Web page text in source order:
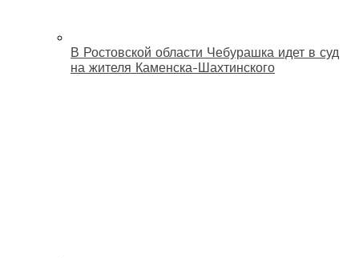
В Ростовской области Чебурашка идет в суд
на жителя Каменска-Шахтинского